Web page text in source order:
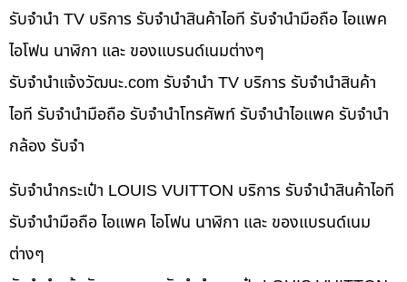
รับจำนำ TV บริการ รับจำนำสินค้าไอที รับจำนำมือถือ ไอแพค
ไอโฟน นาฬิกา และ ของแบรนด์เนมต่างๆ
รับจํานําแจ้งวัฒนะ.com รับจำนำ TV บริการ รับจำนำสินค้า
ไอที รับจำนำมือถือ รับจำนำโทรศัพท์ รับจำนำไอแพค รับจำนำ
กล้อง รับจำ
รับจำนำกระเป๋า LOUIS VUITTON บริการ รับจำนำสินค้าไอที
รับจำนำมือถือ ไอแพค ไอโฟน นาฬิกา และ ของแบรนด์เนม
ต่างๆ